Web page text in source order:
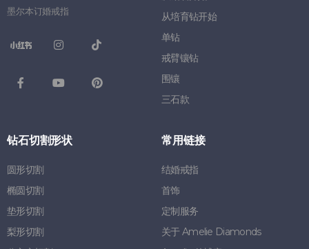
墨尔本订婚戒指
从培育钻开始
单钻
戒臂镶钻
围镶
三石款
钻石切割形状
圆形切割
椭圆切割
垫形切割
梨形切割
常用链接
结婚戒指
首饰
定制服务
关于 Amelie Diamonds